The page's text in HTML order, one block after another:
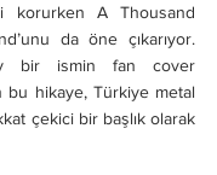
korurken A Thousand
da öne çıkarıyor.
bir ismin fan cover
bu hikaye, Türkiye metal
çekici bir başlık olarak